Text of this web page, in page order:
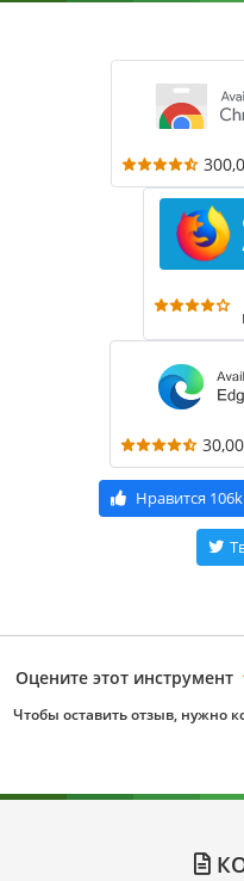
Нравится 106k
Оцените этот инструмент
Чтобы оставить отзыв, нужно